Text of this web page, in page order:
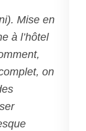
Mise en
à l’hôtel
on